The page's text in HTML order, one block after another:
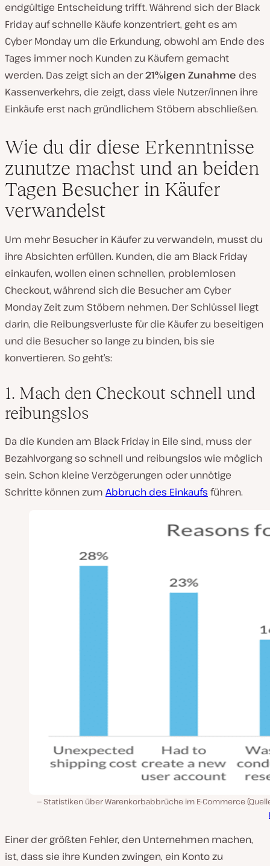
endgültige Entscheidung trifft. Während sich der Black
Friday auf schnelle Käufe konzentriert, geht es am
Cyber Monday um die Erkundung, obwohl am Ende des
Tages immer noch Kunden zu Käufern gemacht
werden. Das zeigt sich an der21%igen Zunahme des
Kassenverkehrs, die zeigt, dass viele Nutzer/innen ihre
Einkäufe erst nach gründlichem Stöbern abschließen.
Wie du dir diese Erkenntnisse
zunutze machst und an beiden
Tagen Besucher in Käufer
verwandelst
Um mehr Besucher in Käufer zu verwandeln, musst du
ihre Absichten erfüllen. Kunden, die am Black Friday
einkaufen, wollen einen schnellen, problemlosen
Checkout, während sich die Besucher am Cyber
Monday Zeit zum Stöbern nehmen. Der Schlüssel liegt
darin, die Reibungsverluste für die Käufer zu beseitigen
und die Besucher so lange zu binden, bis sie
konvertieren. So geht’s:
1. Mach den Checkout schnell und
reibungslos
Da die Kunden am Black Friday in Eile sind, muss der
Bezahlvorgang so schnell und reibungslos wie möglich
sein. Schon kleine Verzögerungen oder unnötige
Schritte können zum Abbruch des Einkaufs führen.
Statistiken über Warenkorbabbrüche im E-Commerce
Einer der größten Fehler, den Unternehmen machen,
ist, dass sie ihre Kunden zwingen, ein Konto zu